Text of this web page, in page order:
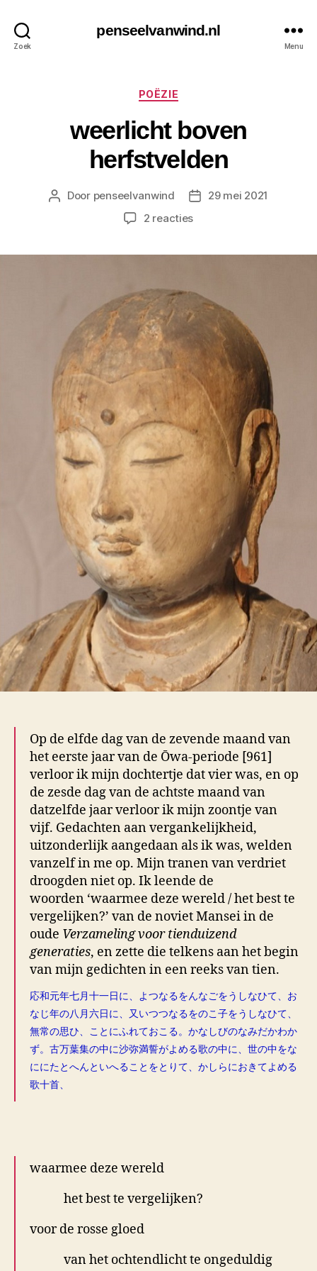
Zoek
penseelvanwind.nl
Menu
Categorieën
POËZIE
weerlicht boven
herfstvelden
Berichtauteur
Door penseelvanwind Berichtdatum
29 mei 2021
2 reactiesop
Op de elfde dag van de zevende maand van
het eerste jaar van de Ōwa-periode [961]
verloor ik mijn dochtertje dat vier was, en op
de zesde dag van de achtste maand van
datzelfde jaar verloor ik mijn zoontje van
vijf. Gedachten aan vergankelijkheid,
uitzonderlijk aangedaan als ik was, welden
vanzelf in me op. Mijn tranen van verdriet
droogden niet op. Ik leende de
woorden ‘waarmee deze wereld / het best te
vergelijken?’ van de noviet Mansei in de
oude Verzameling voor tienduizend
generaties, en zette die telkens aan het begin
van mijn gedichten in een reeks van tien.
応和元年七月十一日に、よつなるをんなごをうしなひて、お
なじ年の八月六日に、又いつつなるをのこ子をうしなひて、
無常の思ひ、ことにふれておこる。かなしびのなみだかわか
ず。古万葉集の中に沙弥満誓がよめる歌の中に、世の中をな
ににたとへんといへることをとりて、かしらにおきてよめる
歌十首、
waarmee deze wereld
het best te vergelijken?
voor de rosse gloed
van het ochtendlicht te ongeduldig